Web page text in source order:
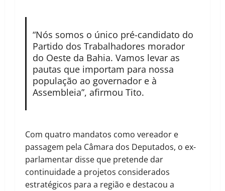
“Nós somos o único pré-candidato do
Partido dos Trabalhadores morador
do Oeste da Bahia. Vamos levar as
pautas que importam para nossa
população ao governador e à
Assembleia”, afirmou Tito.
Com quatro mandatos como vereador e
passagem pela Câmara dos Deputados, o ex-
parlamentar disse que pretende dar
continuidade a projetos considerados
estratégicos para a região e destacou a